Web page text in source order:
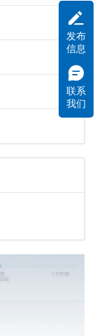
发布
信息
联系
我们